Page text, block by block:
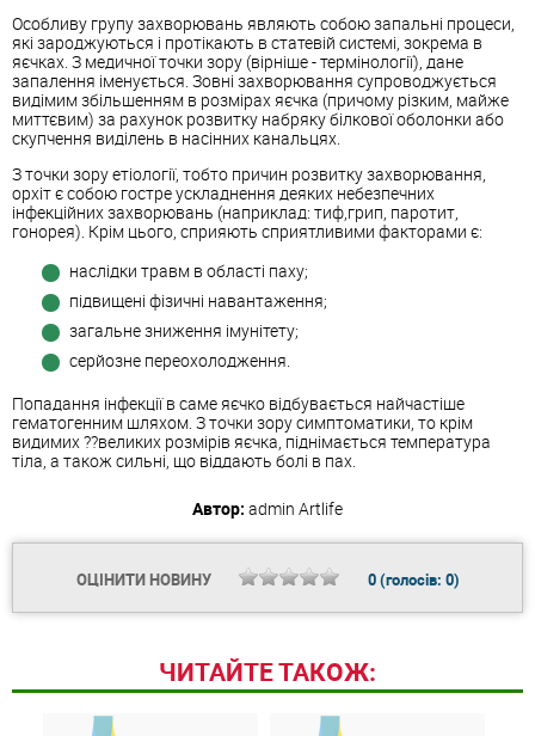
Особливу групу захворювань являють собою запальні процеси,
які зароджуються і протікають в статевій системі, зокрема в
яєчках. З медичної точки зору (вірніше - термінології), дане
запалення іменується. Зовні захворювання супроводжується
видімим збільшенням в розмірах яєчка (причому різким, майже
миттєвим) за рахунок розвитку набряку білкової оболонки або
скупчення виділень в насінних канальцях.
З точки зору етіології, тобто причин розвитку захворювання,
орхіт є собою гостре ускладнення деяких небезпечних
інфекційних захворювань (наприклад: тиф,грип, паротит,
гонорея). Крім цього, сприяють сприятливими факторами є:
наслідки травм в області паху;
підвищені фізичні навантаження;
загальне зниження імунітету;
серйозне переохолодження.
Попадання інфекції в саме яєчко відбувається найчастіше
гематогенним шляхом. З точки зору симптоматики, то крім
видимих ??великих розмірів яєчка, піднімається температура
тіла, а також сильні, що віддають болі в пах.
Автор: admin Artlife
ОЦІНИТИ НОВИНУ 0(голосів: 0)
ЧИТАЙТЕ ТАКОЖ: